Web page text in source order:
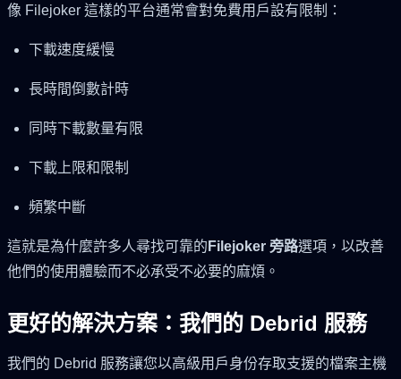
像 Filejoker 這樣的平台通常會對免費用戶設有限制：
下載速度緩慢
長時間倒數計時
同時下載數量有限
下載上限和限制
頻繁中斷
這就是為什麼許多人尋找可靠的 Filejoker 旁路選項，以改善
他們的使用體驗而不必承受不必要的麻煩。
更好的解決方案：我們的 Debrid 服務
我們的 Debrid 服務讓您以高級用戶身份存取支援的檔案主機